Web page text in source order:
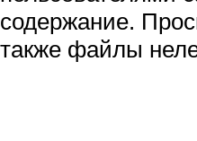
содержание.
также файлы